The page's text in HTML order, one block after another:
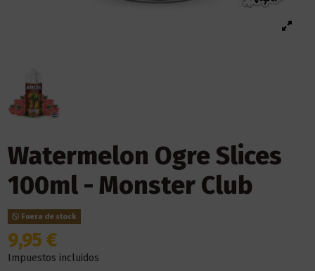
Watermelon Ogre Slices
100ml - Monster Club
Fuera de stock
9,95 €
Impuestos incluidos